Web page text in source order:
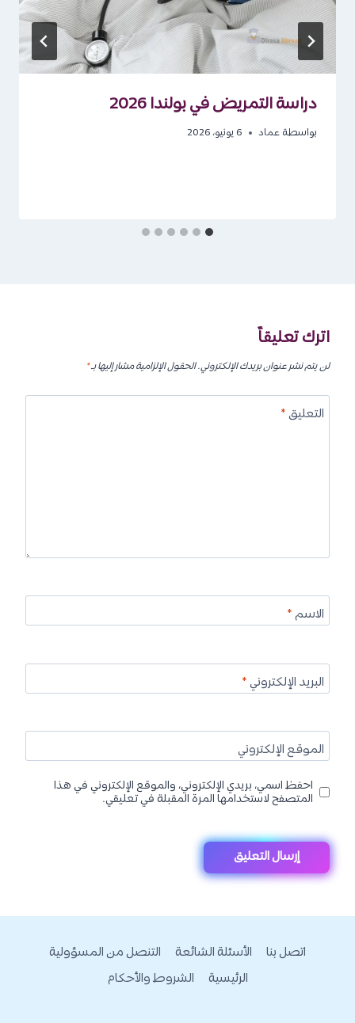
دراسة التمريض في بولندا 2026
بواسطة عماد 6 يونيو، 2026
اترك تعليقاً
لن يتم نشر عنوان بريدك الإلكتروني.الحقول الإلزامية مشار إليها بـ*
التعليق*
الاسم*
البريد الإلكتروني*
الموقع الإلكتروني
احفظ اسمي، بريدي الإلكتروني، والموقع الإلكتروني في هذا
المتصفح لاستخدامها المرة المقبلة في تعليقي.
اتصل بنا الأسئلة الشائعة
التنصل من المسؤولية
الرئيسية
الشروط والأحكام